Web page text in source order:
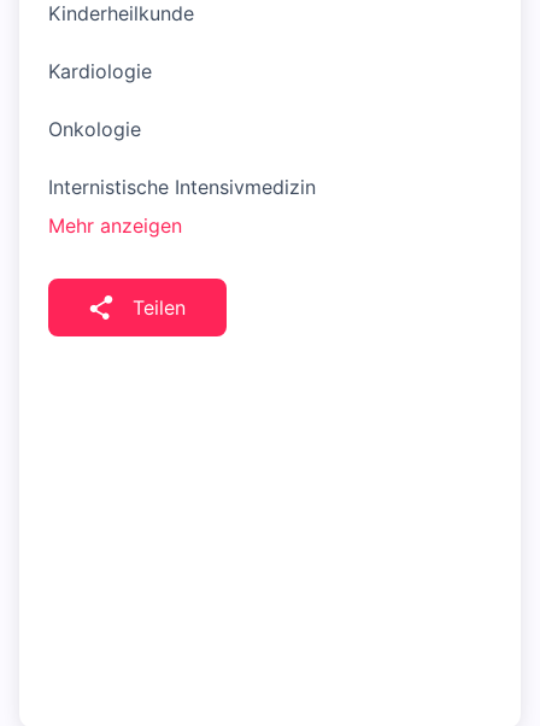
Kinderheilkunde
Kardiologie
Onkologie
Internistische Intensivmedizin
Mehr anzeigen
Teilen